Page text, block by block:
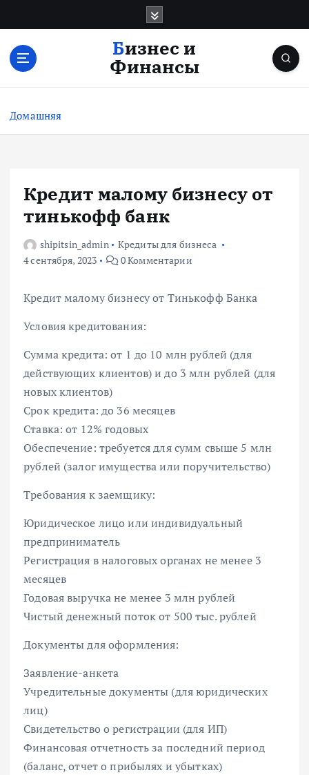
с
Бизнес и
Финансы
Домашняя
Кредит малому бизнесу от
тинькофф банк
shipitsin_admin
Кредиты для бизнеса
4 сентября, 2023
0 Комментарии
Кредит малому бизнесу от Тинькофф Банка
Условия кредитования:
Сумма кредита: от 1 до 10 млн рублей (для
действующих клиентов) и до 3 млн рублей (для
новых клиентов)
Срок кредита: до 36 месяцев
Ставка: от 12% годовых
Обеспечение: требуется для сумм свыше 5 млн
рублей (залог имущества или поручительство)
Требования к заемщику:
Юридическое лицо или индивидуальный
предприниматель
Регистрация в налоговых органах не менее 3
месяцев
Годовая выручка не менее 3 млн рублей
Чистый денежный поток от 500 тыс. рублей
Документы для оформления:
Заявление-анкета
Учредительные документы (для юридических
лиц)
Свидетельство о регистрации (для ИП)
Финансовая отчетность за последний период
(баланс, отчет о прибылях и убытках)